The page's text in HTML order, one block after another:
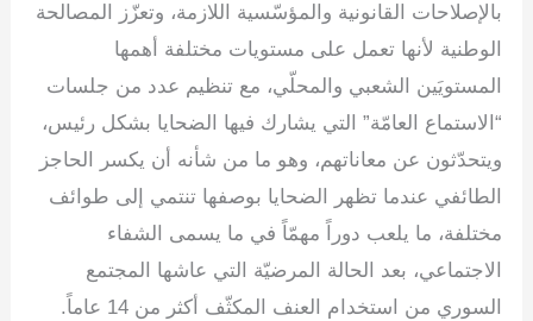
بالإصلاحات القانونية والمؤسّسية اللازمة، وتعزّز المصالحة
الوطنية لأنها تعمل على مستويات مختلفة أهمها
المستويَين الشعبي والمحلّي، مع تنظيم عدد من جلسات
“الاستماع العامّة” التي يشارك فيها الضحايا بشكل رئيس،
ويتحدّثون عن معاناتهم، وهو ما من شأنه أن يكسر الحاجز
الطائفي عندما تظهر الضحايا بوصفها تنتمي إلى طوائف
مختلفة، ما يلعب دوراً مهمّاً في ما يسمى الشفاء
الاجتماعي، بعد الحالة المرضيّة التي عاشها المجتمع
السوري من استخدام العنف المكثّف أكثر من 14 عاماً.